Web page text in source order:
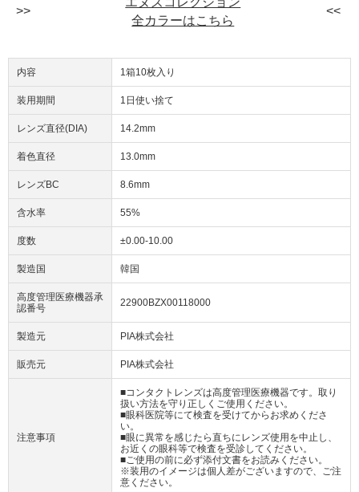
全カラーはこちら
内容 1箱10枚入り
装用期間 1日使い捨て
レンズ直径(DIA) 14.2mm
着色直径 13.0mm
レンズBC 8.6mm
含水率 55%
度数 ±0.00-10.00
製造国 韓国
高度管理医療機器承
認番号
22900BZX00118000
製造元 PIA株式会社
販売元 PIA株式会社
注意事項
■コンタクトレンズは高度管理医療機器です。取り
扱い方法を守り正しくご使用ください。
■眼科医院等にて検査を受けてからお求めくださ
い。
■眼に異常を感じたら直ちにレンズ使用を中止し、
お近くの眼科等で検査を受診してください。
■ご使用の前に必ず添付文書をお読みください。
※装用のイメージは個人差がございますので、ご注
意ください。